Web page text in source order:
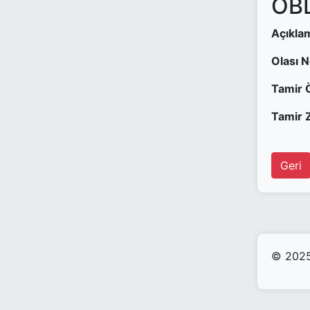
Olası
Tamir
Tamir
Geri
© 2025